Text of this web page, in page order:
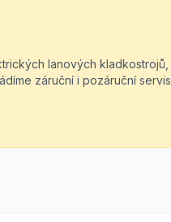
lanových kladkostrojů,
záruční i pozáruční servis